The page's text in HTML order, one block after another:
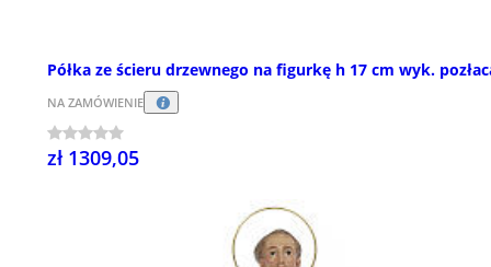
Półka ze ścieru drzewnego na figurkę h 17 cm wyk.
NA ZAMÓWIENIE
zł 1309,05